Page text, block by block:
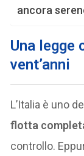
ancora
Una legge
vent’anni
L’Italia è uno
flotta
controllo.